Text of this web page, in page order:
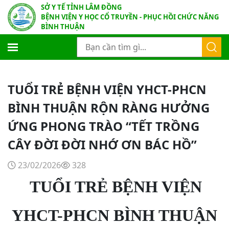
SỞ Y TẾ TỈNH LÂM ĐỒNG
BỆNH VIỆN Y HỌC CỔ TRUYỀN - PHỤC HỒI CHỨC NĂNG
BÌNH THUẬN
TUỔI TRẺ BỆNH VIỆN YHCT-PHCN
BÌNH THUẬN RỘN RÀNG HƯỞNG
ỨNG PHONG TRÀO “TẾT TRỒNG
CÂY ĐỜI ĐỜI NHỚ ƠN BÁC HỒ”
23/02/2026 328
TUỔI TRẺ BỆNH VIỆN
YHCT-PHCN BÌNH THUẬN